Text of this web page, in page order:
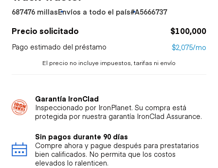
687476 millasEnvíos a todo el país#A5666737
Precio solicitado $100,000
Pago estimado del préstamo $2,075/mo
El precio no incluye impuestos, tarifas ni envío
Garantía IronClad
Inspeccionado por IronPlanet. Su compra está
protegida por nuestra garantía IronClad Assurance.
Sin pagos durante 90 días
Compre ahora y pague después para prestatarios
bien calificados. No permita que los costos
elevados lo ralenticen.